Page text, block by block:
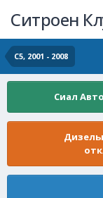
Ситроен
С5, 2001 - 2008
Сиал